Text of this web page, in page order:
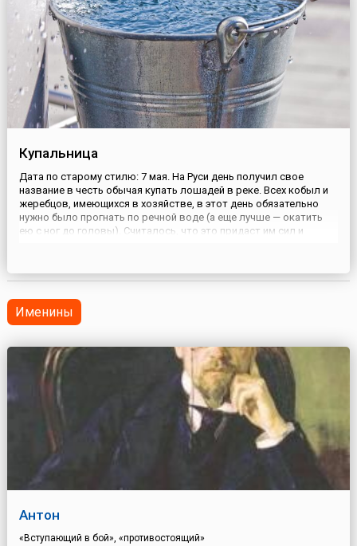
Купальница
Дата по старому стилю: 7 мая. На Руси день получил свое
название в честь обычая купать лошадей в реке. Всех кобыл и
жеребцов, имеющихся в хозяйстве, в этот день обязательно
нужно было прогнать по речной воде (а еще лучше — окатить
ею с ног до головы). Считалось, что это придаст им сил и
это...
Именины
Антон
«Вступающий в бой», «противостоящий»